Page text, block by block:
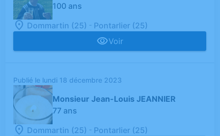
100 ans
Dommartin (25) - Pontarlier (25)
Voir
Publié le lundi 18 décembre 2023
Monsieur Jean-Louis JEANNIER
77 ans
Dommartin (25) - Pontarlier (25)